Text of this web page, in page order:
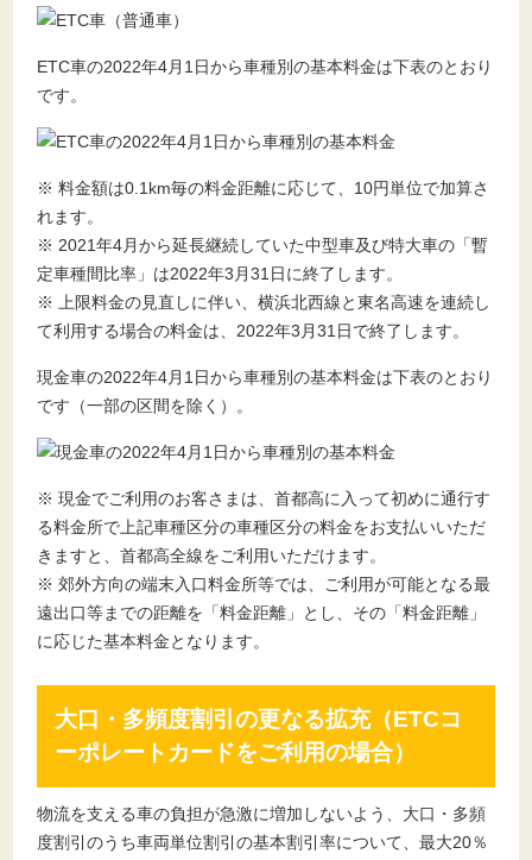
ETC車の2022年4月1日から車種別の基本料金は下表のとおり
です。
※ 料金額は0.1km毎の料金距離に応じて、10円単位で加算さ
れます。
※ 2021年4月から延長継続していた中型車及び特大車の「暫
定車種間比率」は2022年3月31日に終了します。
※ 上限料金の見直しに伴い、横浜北西線と東名高速を連続し
て利用する場合の料金は、2022年3月31日で終了します。
現金車の2022年4月1日から車種別の基本料金は下表のとおり
です（一部の区間を除く）。
※ 現金でご利用のお客さまは、首都高に入って初めに通行す
る料金所で上記車種区分の車種区分の料金をお支払いいただ
きますと、首都高全線をご利用いただけます。
※ 郊外方向の端末入口料金所等では、ご利用が可能となる最
遠出口等までの距離を「料金距離」とし、その「料金距離」
に応じた基本料金となります。
大口・多頻度割引の更なる拡充（ETCコ
ーポレートカードをご利用の場合）
物流を支える車の負担が急激に増加しないよう、大口・多頻
度割引のうち車両単位割引の基本割引率について、最大20％